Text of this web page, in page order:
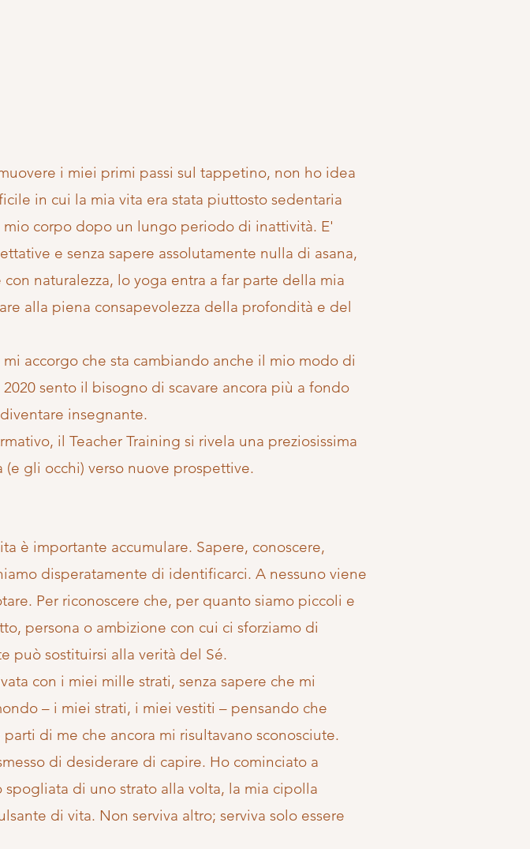
i miei primi passi sul tappetino, non ho idea
in cui la mia vita era stata piuttosto sedentaria
corpo dopo un lungo periodo di inattività. E'
e senza sapere assolutamente nulla di asana,
naturalezza, lo yoga entra a far parte della mia
alla piena consapevolezza della profondità e del
accorgo che sta cambiando anche il mio modo di
sento il bisogno di scavare ancora più a fondo
insegnante.
il Teacher Training si rivela una preziosissima
gli occhi) verso nuove prospettive.
è importante accumulare. Sapere, conoscere,
disperatamente di identificarci. A nessuno viene
Per riconoscere che, per quanto siamo piccoli e
persona o ambizione con cui ci sforziamo di
può sostituirsi alla verità del Sé.
con i miei mille strati, senza sapere che mi
– i miei strati, i miei vestiti – pensando che
di me che ancora mi risultavano sconosciute.
di desiderare di capire. Ho cominciato a
di uno strato alla volta, la mia cipolla
di vita. Non serviva altro; serviva solo essere